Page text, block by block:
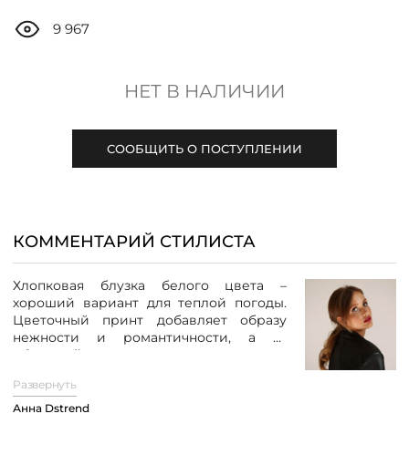
MANAGER@DSTREND.RU
ЗАКАЗАТЬ ЗВОНОК
9 967
НЕТ В НАЛИЧИИ
СООБЩИТЬ О ПОСТУПЛЕНИИ
КОММЕНТАРИЙ СТИЛИСТА
Хлопковая блузка белого цвета –
хороший вариант для теплой погоды.
Цветочный принт добавляет образу
нежности и романтичности, а V-
образный вырез удлиняет линию
блузке легкость и воздушность, а также
позволяют сохранить комфорт в
Развернуть
Анна Dstrend